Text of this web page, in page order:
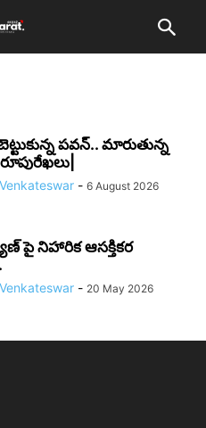
పవన్.. మారుతున్న
- 6 August 2026
పై నిహారిక ఆసక్తికర
- 20 May 2026